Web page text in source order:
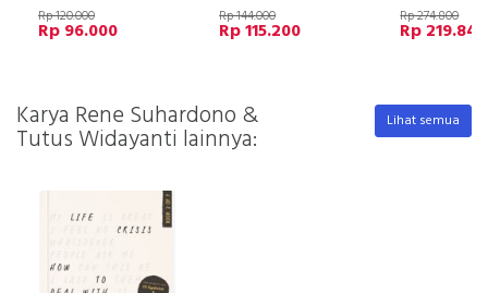
Rp 120.000
Rp 96.000
Rp 144.000
Rp 115.200
Rp 274.800
Rp 219.840
Karya Rene Suhardono &
Tutus Widayanti lainnya:
Lihat semua